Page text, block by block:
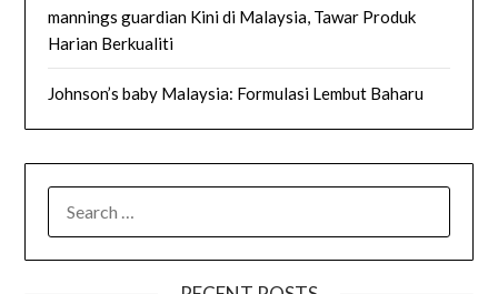
mannings guardian Kini di Malaysia, Tawar Produk
Harian Berkualiti
Johnson’s baby Malaysia: Formulasi Lembut Baharu